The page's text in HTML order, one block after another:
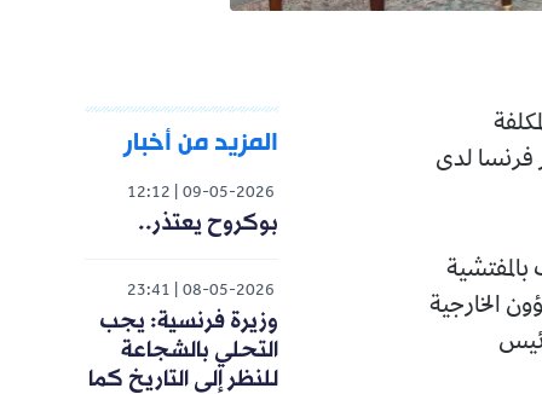
فرنسا لدى
بالمفتشية
الخارجية
المزيد من أخبار
09-05-2026
12:12
بوكروح يعتذر..
08-05-2026
23:41
وزيرة فرنسية: يجب
التحلي بالشجاعة
للنظر إلى التاريخ كما